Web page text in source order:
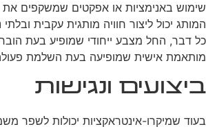
שימוש באנימציות או אפקטים שמשקפים את
המותג יכול ליצור חוויה מותגית עקבית
כל דבר, החל מצבע ייחודי שמופיע בעת
מותאמת אישית שמופיעה בעת השלמת
ביצועים ונגישות
בעוד שמיקרו-אינטראקציות יכולות לשפר